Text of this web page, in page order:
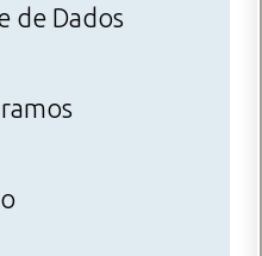
de Dados